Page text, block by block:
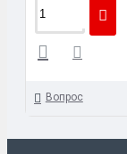
Вопрос